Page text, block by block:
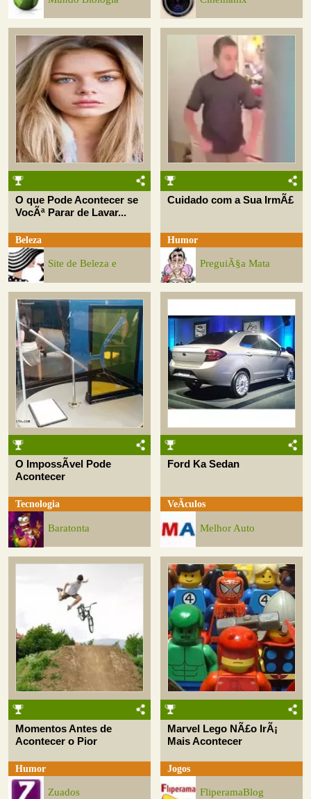
O que Pode Acontecer se
VocÃª Parar de Lavar...
Beleza
Site de Beleza e
Cuidado com a Sua IrmÃ£
Humor
PreguiÃ§a Mata
O ImpossÃ­vel Pode
Acontecer
Tecnologia
Baratonta
Ford Ka Sedan
VeÃ­culos
Melhor Auto
Momentos Antes de
Acontecer o Pior
Humor
Zuados
Marvel Lego NÃ£o IrÃ¡
Mais Acontecer
Jogos
FliperamaBlog